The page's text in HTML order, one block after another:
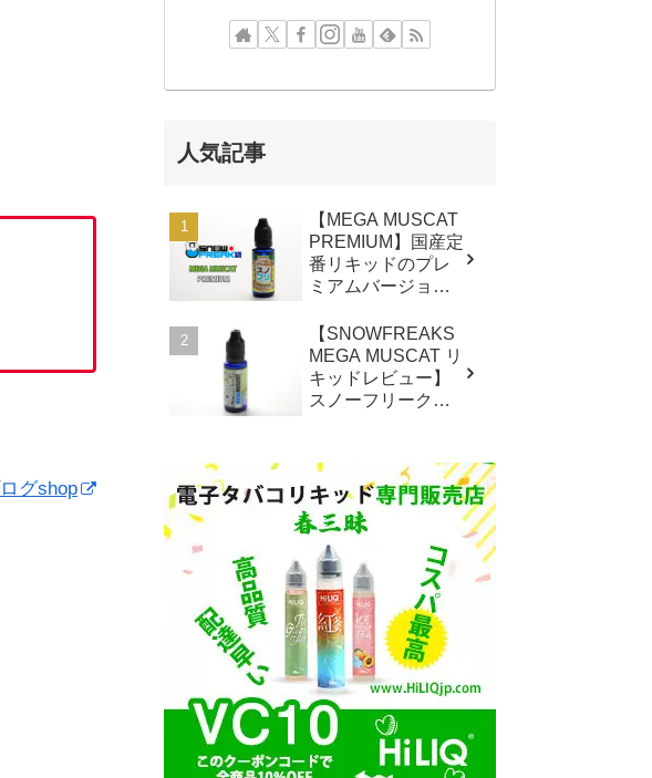
グshop
人気記事
【MEGA MUSCAT
PREMIUM】国産定
番リキッドのプレ
ミアムバージョ
【SNOWFREAKS
MEGA MUSCAT リ
キッドレビュー】
スノーフリークス